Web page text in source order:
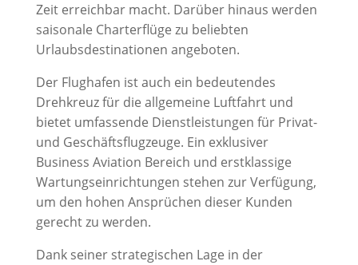
Zeit erreichbar macht. Darüber hinaus werden
saisonale Charterflüge zu beliebten
Urlaubsdestinationen angeboten.
Der Flughafen ist auch ein bedeutendes
Drehkreuz für die allgemeine Luftfahrt und
bietet umfassende Dienstleistungen für Privat-
und Geschäftsflugzeuge. Ein exklusiver
Business Aviation Bereich und erstklassige
Wartungseinrichtungen stehen zur Verfügung,
um den hohen Ansprüchen dieser Kunden
gerecht zu werden.
Dank seiner strategischen Lage in der